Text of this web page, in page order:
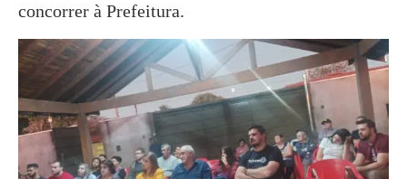
concorrer à Prefeitura.